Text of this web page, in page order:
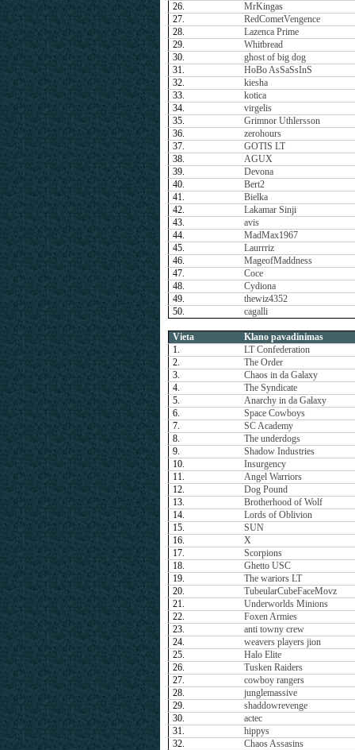
26.
MrKingas
27.
RedCometVengence
28.
Lazenca Prime
29.
Whitbread
30.
ghost of big dog
31.
HoBo AsSaSsInS
32.
kiesha
33.
kotica
34.
virgelis
35.
Grimnor Uthlersson
36.
zerohours
37.
GOTIS LT
38.
AGUX
39.
Devona
40.
Bert2
41.
Bielka
42.
Lakamar Sinji
43.
avis
44.
MadMax1967
45.
Laurrriz
46.
MageofMaddness
47.
Coce
48.
Cydiona
49.
thewiz4352
50.
cagalli
Vieta
Klano pavadinimas
1.
LT Confederation
2.
The Order
3.
Chaos in da Galaxy
4.
The Syndicate
5.
Anarchy in da Galaxy
6.
Space Cowboys
7.
SC Academy
8.
The underdogs
9.
Shadow Industries
10.
Insurgency
11.
Angel Warriors
12.
Dog Pound
13.
Brotherhood of Wolf
14.
Lords of Oblivion
15.
SUN
16.
X
17.
Scorpions
18.
Ghetto USC
19.
The wariors LT
20.
TubeularCubeFaceMovz
21.
Underworlds Minions
22.
Foxen Armies
23.
anti towny crew
24.
weavers players jion
25.
Halo Elite
26.
Tusken Raiders
27.
cowboy rangers
28.
junglemassive
29.
shaddowrevenge
30.
actec
31.
hippys
32.
Chaos Assasins